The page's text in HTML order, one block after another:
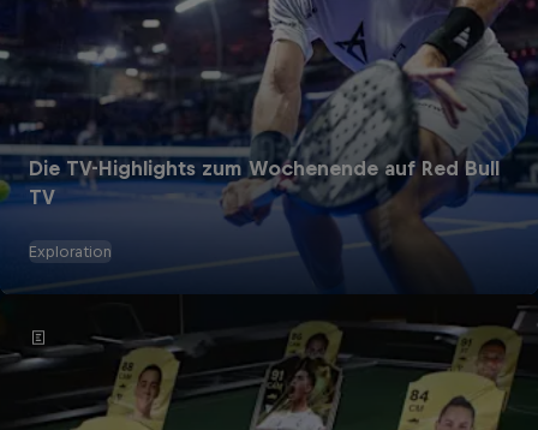
Die TV-Highlights zum Wochenende auf Red Bull
TV
Exploration